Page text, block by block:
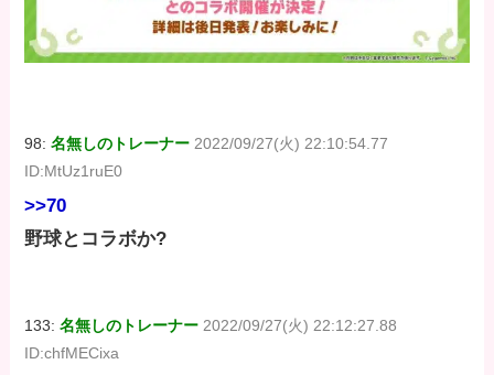
98:名無しのトレーナー 2022/09/27(火) 22:10:54.77
ID:MtUz1ruE0
>>70
野球とコラボか?
133:名無しのトレーナー 2022/09/27(火) 22:12:27.88
ID:chfMECixa